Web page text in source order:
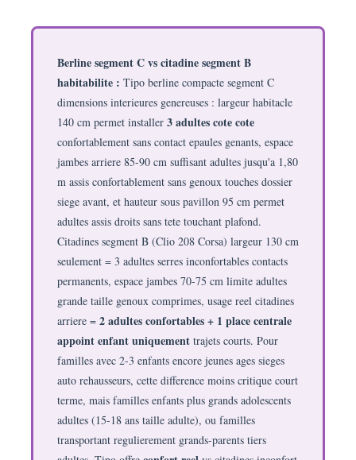
Berline segment C vs citadine segment B
habitabilite : Tipo berline compacte segment C
dimensions interieures genereuses : largeur habitacle
140 cm permet installer 3 adultes cote cote
confortablement sans contact epaules genants, espace
jambes arriere 85-90 cm suffisant adultes jusqu'a 1,80
m assis confortablement sans genoux touches dossier
siege avant, et hauteur sous pavillon 95 cm permet
adultes assis droits sans tete touchant plafond.
Citadines segment B (Clio 208 Corsa) largeur 130 cm
seulement = 3 adultes serres inconfortables contacts
permanents, espace jambes 70-75 cm limite adultes
grande taille genoux comprimes, usage reel citadines
arriere = 2 adultes confortables + 1 place centrale
appoint enfant uniquement trajets courts. Pour
familles avec 2-3 enfants encore jeunes ages sieges
auto rehausseurs, cette difference moins critique court
terme, mais familles enfants plus grands adolescents
adultes (15-18 ans taille adulte), ou familles
transportant regulierement grands-parents tiers